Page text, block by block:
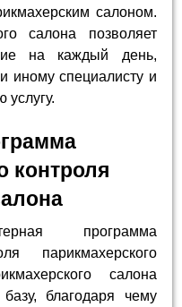
салоном.
салона позволяет
на каждый день,
иному специалисту и
услугу.
контроля
программа
парикмахерского
салона
благодаря чему